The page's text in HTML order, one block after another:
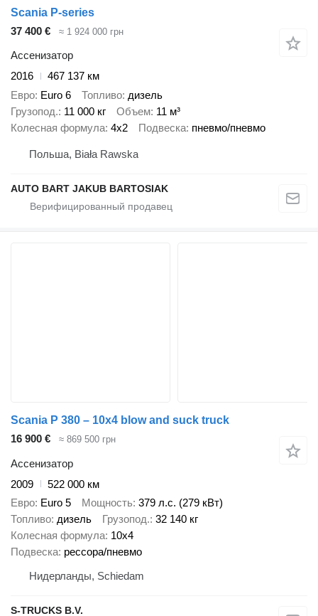
Scania P-series
37 400 €
≈ 1 924 000 грн
Ассенизатор
2016
467 137 км
Евро Euro 6 Топливо дизель
Грузопод. 11 000 кг Объем 11 м³
Колесная формула 4x2 Подвеска пневмо/пневмо
Польша, Biała Rawska
AUTO BART JAKUB BARTOSIAK
Scania P 380 – 10x4 blow and suck truck
16 900 €
≈ 869 500 грн
Ассенизатор
2009
522 000 км
Евро Euro 5 Мощность 379 л.с. (279 кВт)
Топливо дизель Грузопод. 32 140 кг
Колесная формула 10x4
Подвеска рессора/пневмо
Нидерланды, Schiedam
S-TRUCKS B.V.